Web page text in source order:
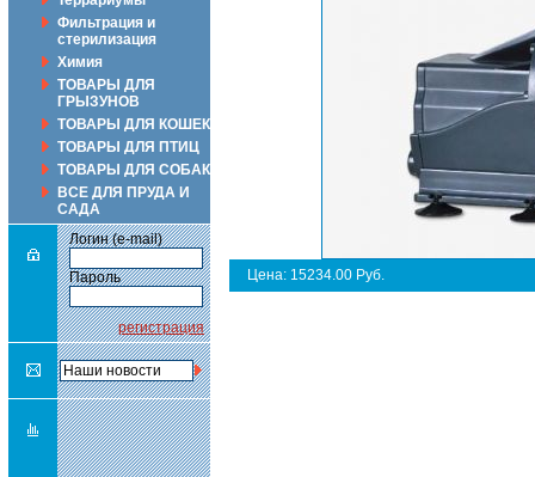
Фильтрация и
стерилизация
Химия
ТОВАРЫ ДЛЯ
ГРЫЗУНОВ
ТОВАРЫ ДЛЯ КОШЕК
ТОВАРЫ ДЛЯ ПТИЦ
ТОВАРЫ ДЛЯ СОБАК
ВСЕ ДЛЯ ПРУДА И
САДА
Логин (e-mail)
Пароль
регистрация
Цена: 15234.00 Руб.